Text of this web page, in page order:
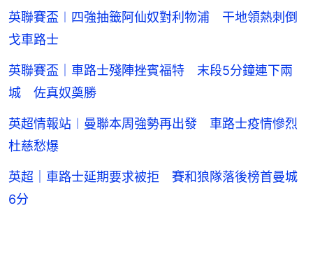
英聯賽盃︱四強抽籤阿仙奴對利物浦 干地領熱刺倒
戈車路士
英聯賽盃｜車路士殘陣挫賓福特 末段5分鐘連下兩
城 佐真奴奠勝
英超情報站︱曼聯本周強勢再出發 車路士疫情慘烈
杜慈愁爆
英超｜車路士延期要求被拒 賽和狼隊落後榜首曼城
6分